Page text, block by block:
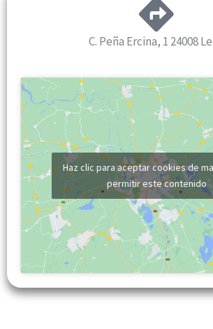
C. Peña Ercina, 1 24008
Haz clic para aceptar cookies de
permitir este contenido